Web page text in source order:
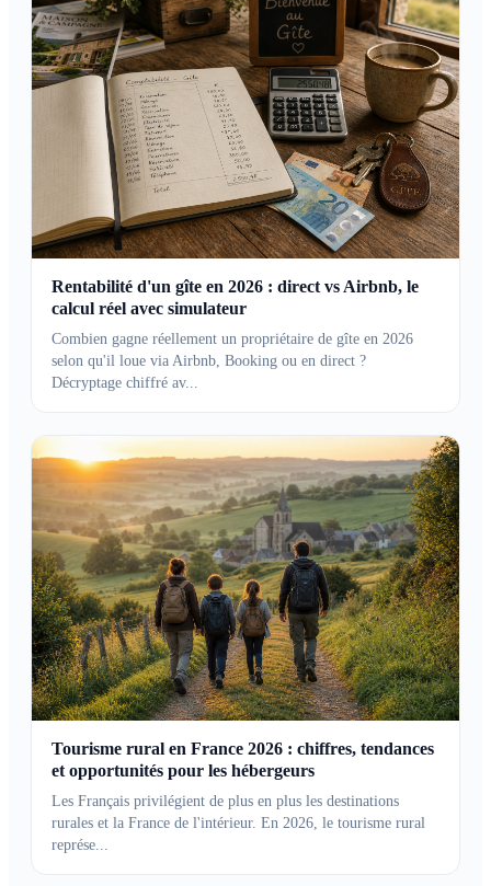
Rentabilité d'un gîte en 2026 : direct vs Airbnb, le
calcul réel avec simulateur
Combien gagne réellement un propriétaire de gîte en 2026
selon qu'il loue via Airbnb, Booking ou en direct ?
Décryptage chiffré av...
Tourisme rural en France 2026 : chiffres, tendances
et opportunités pour les hébergeurs
Les Français privilégient de plus en plus les destinations
rurales et la France de l'intérieur. En 2026, le tourisme rural
représe...